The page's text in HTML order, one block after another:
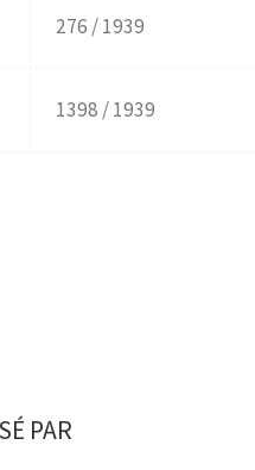
276 / 1939
1398 / 1939
PAR